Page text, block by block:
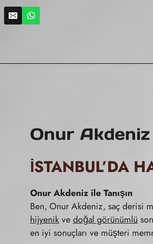
Skip
Onur
İSTANBUL’DA
Onur Akdeniz ile Tanışın
Ben, Onur Akdeniz, saç derisi
hijyenikvedoğal görünümlü
en iyi sonuçları ve müşteri